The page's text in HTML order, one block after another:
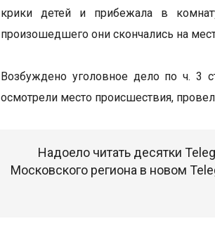
крики детей и прибежала в
произошедшего они скончались на
Возбуждено уголовное дело по ч. 3
осмотрели место происшествия,
Надоело читать десятки
Московского региона в новом